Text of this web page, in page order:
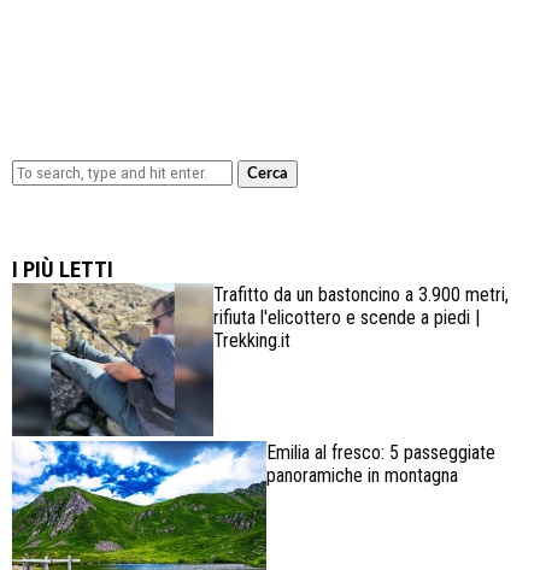
Cerca
I PIÙ LETTI
Trafitto da un bastoncino a 3.900 metri,
rifiuta l'elicottero e scende a piedi |
Trekking.it
Emilia al fresco: 5 passeggiate
panoramiche in montagna